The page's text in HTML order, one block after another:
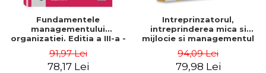
Fundamentele
managementului
organizatiei. Editia a III-a -
91,97 Lei
78,17 Lei
Intreprinzatorul,
intreprinderea mica si
mijlocie si managementul
Nicolescu, Ciprian
Nicolescu
94,09 Lei
79,98 Lei